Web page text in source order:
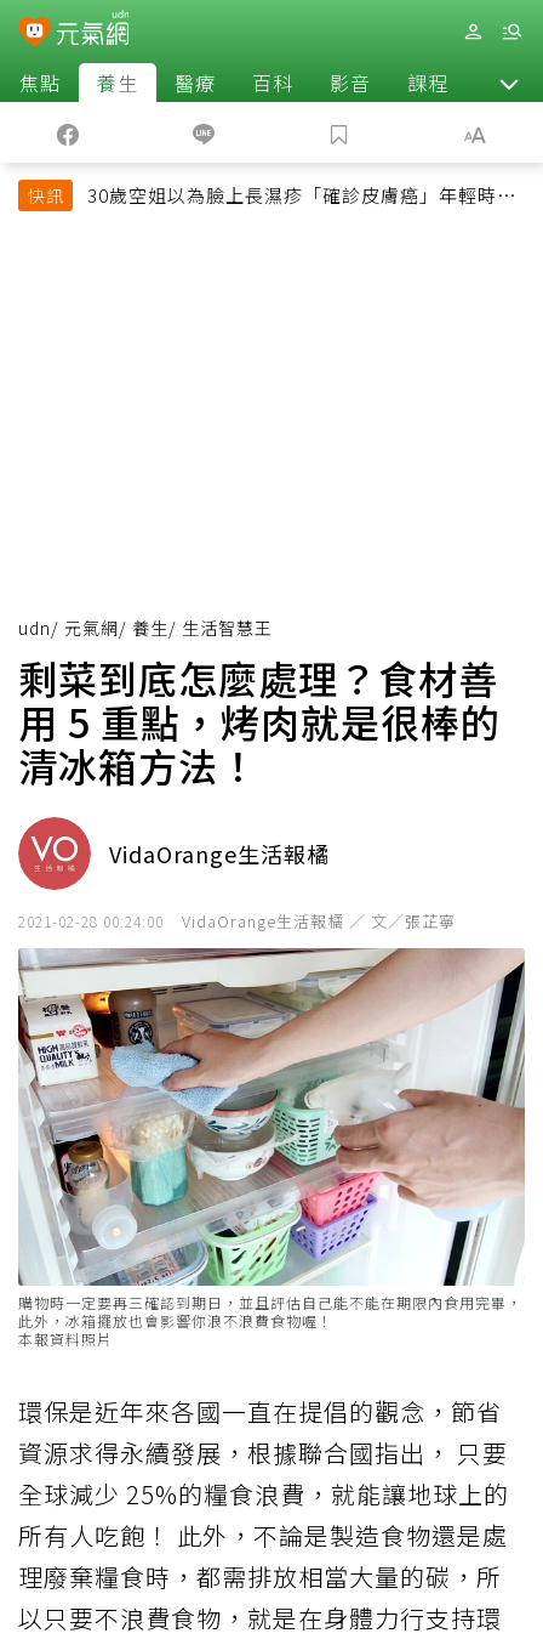
焦點 養生 醫療 百科 影音 課程 退休
快訊
30歲空姐以為臉上長濕疹「確診皮膚癌」年輕時一
udn/ 元氣網/ 養生/ 生活智慧王
剩菜到底怎麼處理？食材善
用 5 重點，烤肉就是很棒的
清冰箱方法！
VidaOrange生活報橘
2021-02-28 00:24:00 VidaOrange生活報橘 ／ 文／張芷寧
購物時一定要再三確認到期日，並且評估自己能不能在期限內食用完畢，
此外，冰箱擺放也會影響你浪不浪費食物喔！
本報資料照片
環保是近年來各國一直在提倡的觀念，節省
資源求得永續發展，根據聯合國指出， 只要
全球減少 25%的糧食浪費，就能讓地球上的
所有人吃飽！ 此外，不論是製造食物還是處
理廢棄糧食時，都需排放相當大量的碳，所
以只要不浪費食物，就是在身體力行支持環